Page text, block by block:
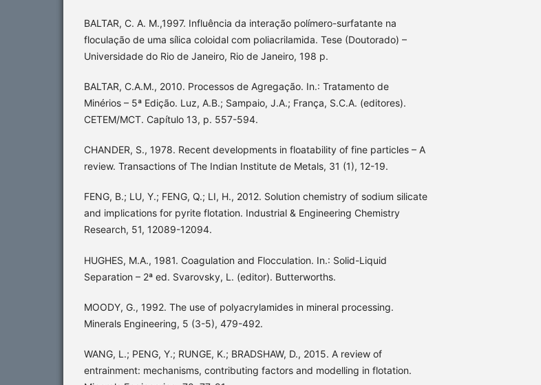
BALTAR, C. A. M.,1997. Influência da interação polímero-surfatante na
floculação de uma sílica coloidal com poliacrilamida. Tese (Doutorado) –
Universidade do Rio de Janeiro, Rio de Janeiro, 198 p.
BALTAR, C.A.M., 2010. Processos de Agregação. In.: Tratamento de
Minérios – 5ª Edição. Luz, A.B.; Sampaio, J.A.; França, S.C.A. (editores).
CETEM/MCT. Capítulo 13, p. 557-594.
CHANDER, S., 1978. Recent developments in floatability of fine particles – A
review. Transactions of The Indian Institute de Metals, 31 (1), 12-19.
FENG, B.; LU, Y.; FENG, Q.; LI, H., 2012. Solution chemistry of sodium silicate
and implications for pyrite flotation. Industrial & Engineering Chemistry
Research, 51, 12089-12094.
HUGHES, M.A., 1981. Coagulation and Flocculation. In.: Solid-Liquid
Separation – 2ª ed. Svarovsky, L. (editor). Butterworths.
MOODY, G., 1992. The use of polyacrylamides in mineral processing.
Minerals Engineering, 5 (3-5), 479-492.
WANG, L.; PENG, Y.; RUNGE, K.; BRADSHAW, D., 2015. A review of
entrainment: mechanisms, contributing factors and modelling in flotation.